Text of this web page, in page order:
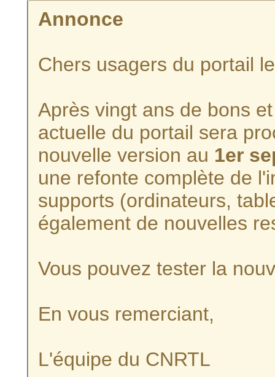
Annonce
Chers usagers du portail
Après vingt ans de bons
actuelle du portail sera
nouvelle version au 1er
une refonte complète de
supports (ordinateurs,
également de nouvelles
Vous pouvez tester la
En vous remerciant,
L'équipe du CNRTL